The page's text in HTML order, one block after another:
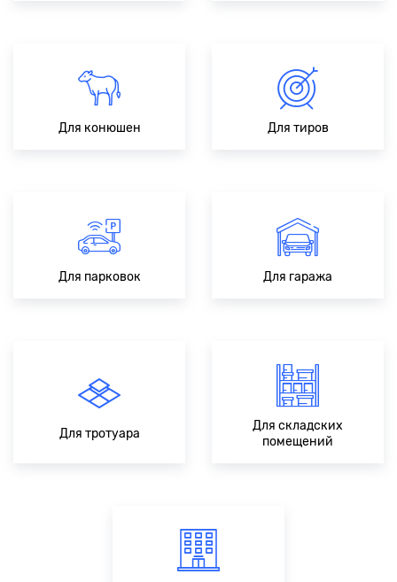
Для конюшен Для тиров
Для парковок Для гаража
Для тротуара
Для складских
помещений